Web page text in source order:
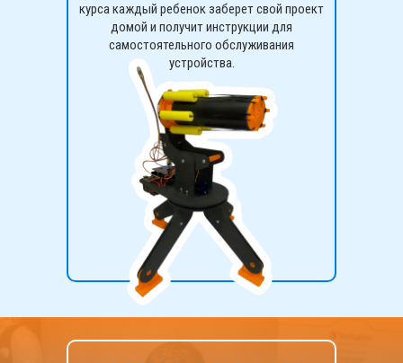
курса каждый ребенок заберет свой проект
домой и получит инструкции для
самостоятельного обслуживания
устройства.